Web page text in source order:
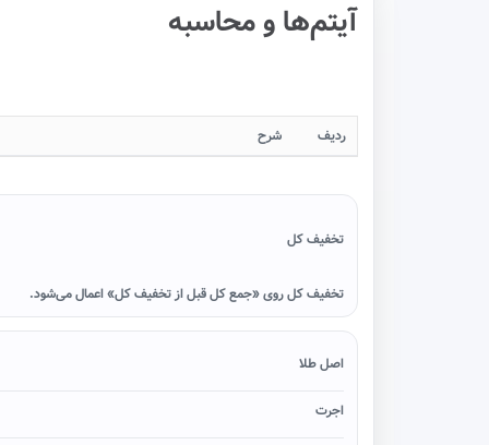
آیتم‌ها و محاسبه
ردیف شرح
تخفیف کل
تخفیف کل روی «جمع کل قبل از تخفیف کل» اعمال می‌شود.
اصل طلا
اجرت